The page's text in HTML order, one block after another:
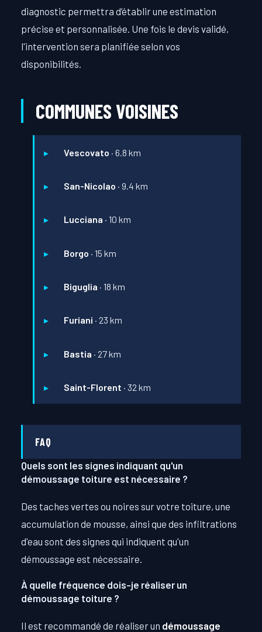
diagnostic permettra d’établir une estimation
précise et personnalisée. Une fois le devis validé,
l'intervention sera planifiée selon vos
disponibilités.
COMMUNES VOISINES
Vescovato · 6.8 km
San-Nicolao · 9.4 km
Lucciana · 10 km
Borgo · 15 km
Biguglia · 18 km
Furiani · 23 km
Bastia · 27 km
Saint-Florent · 32 km
FAQ
Quels sont les signes indiquant qu'un
démoussage toiture est nécessaire ?
Des taches vertes ou noires sur votre toiture, une
accumulation de mousse, ainsi que des infiltrations
d'eau sont des signes qui indiquent qu'un
démoussage est nécessaire.
À quelle fréquence dois-je réaliser un
démoussage toiture ?
Il est recommandé de réaliser un démoussage